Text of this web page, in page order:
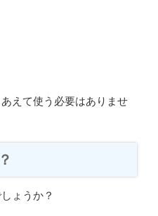
えて使う必要はありませ
ょうか？